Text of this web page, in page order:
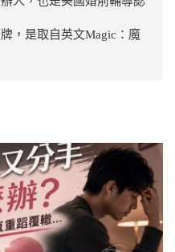
，是取自英文Magic：魔